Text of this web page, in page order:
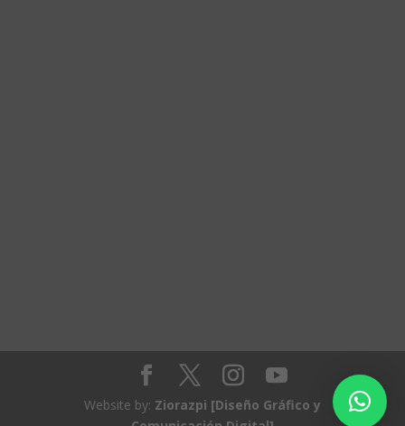
Website by: Ziorazpi [Diseño Gráfico y